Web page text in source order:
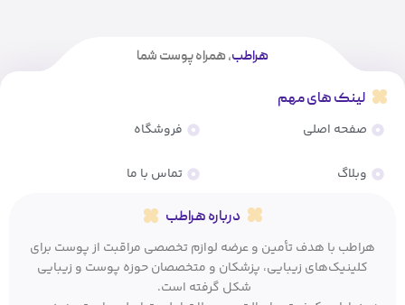
هراطب، همراه پوست شما
لینک های مهم
صفحه اصلی
وبلاگ
فروشگاه
تماس با ما
درباره هراطب
هراطب با هدف تأمین و عرضه لوازم تخصصی مراقبت از پوست برای
کلینیک‌های زیبایی، پزشکان و متخصصان حوزه پوست و زیبایی
شکل گرفته است.